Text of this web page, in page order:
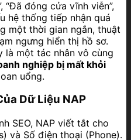
“Đã đóng cửa vĩnh viễn”,
hệ thống tiếp nhận quá
một thời gian ngắn, thuật
ngưng hiển thị hồ sơ.
là một tác nhân vô cùng
nghiệp bị mất khỏi
uổng.
Dữ Liệu NAP
SEO, NAP viết tắt cho
và Số điện thoại (Phone).